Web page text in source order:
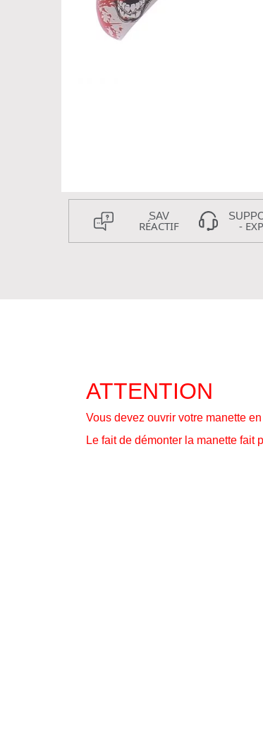
SAV
RÉACTIF -
ATTENTION
Vous devez ouvrir votre manette
Le fait de démonter la manette fait